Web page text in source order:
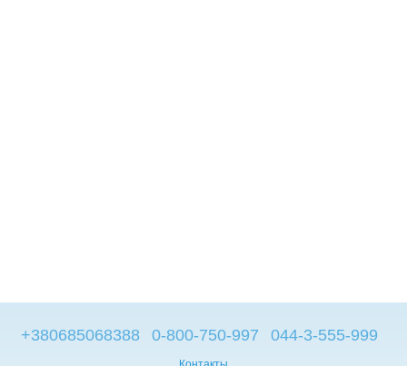
+380685068388 0-800-750-997 044-3-555-999